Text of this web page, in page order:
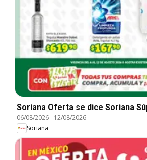
Soriana Oferta se dice Soriana
06/08/2026- 12/08/2026
Soriana